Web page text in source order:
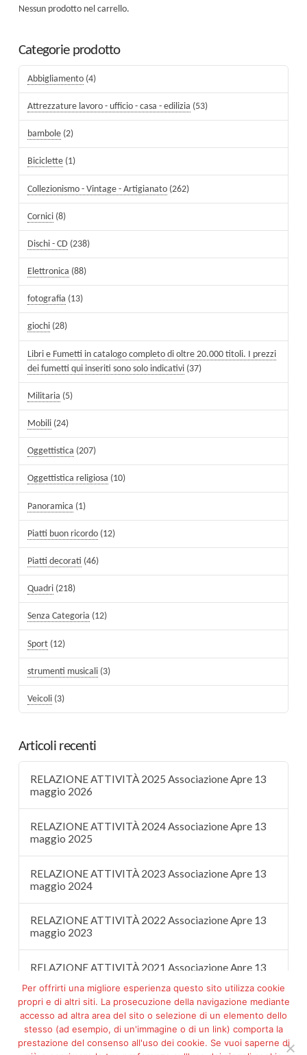
Nessun prodotto nel carrello.
Categorie prodotto
Abbigliamento (4)
Attrezzature lavoro - ufficio - casa - edilizia (53)
bambole (2)
Biciclette (1)
Collezionismo - Vintage - Artigianato (262)
Cornici (8)
Dischi - CD (238)
Elettronica (88)
fotografia (13)
giochi (28)
Libri e Fumetti in catalogo completo di oltre 20.000 titoli. I prezzi
dei fumetti qui inseriti sono solo indicativi (37)
Militaria (5)
Mobili (24)
Oggettistica (207)
Oggettistica religiosa (10)
Panoramica (1)
Piatti buon ricordo (12)
Piatti decorati (46)
Quadri (218)
Senza Categoria (12)
Sport (12)
strumenti musicali (3)
Veicoli (3)
Articoli recenti
RELAZIONE ATTIVITÀ 2025 Associazione Apre 13
maggio 2026
RELAZIONE ATTIVITÀ 2024 Associazione Apre 13
maggio 2025
RELAZIONE ATTIVITÀ 2023 Associazione Apre 13
maggio 2024
RELAZIONE ATTIVITÀ 2022 Associazione Apre 13
maggio 2023
RELAZIONE ATTIVITÀ 2021 Associazione Apre 13
Per offrirti una migliore esperienza questo sito utilizza cookie
propri e di altri siti. La prosecuzione della navigazione mediante
accesso ad altra area del sito o selezione di un elemento dello
stesso (ad esempio, di un'immagine o di un link) comporta la
prestazione del consenso all'uso dei cookie. Se vuoi saperne di